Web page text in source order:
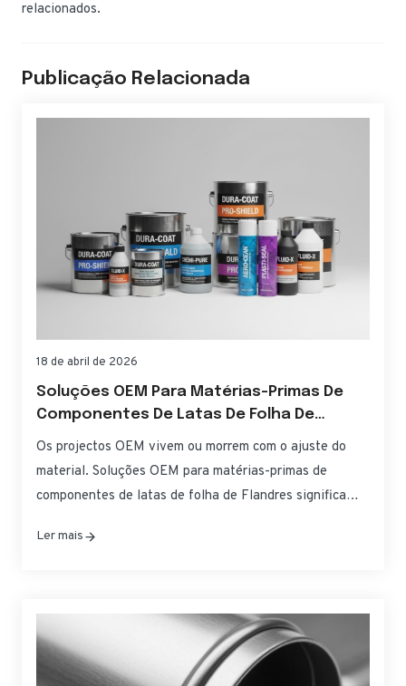
relacionados.
Publicação Relacionada
18 de abril de 2026
Soluções OEM Para Matérias-Primas De
Componentes De Latas De Folha De
Flandres
Os projectos OEM vivem ou morrem com o ajuste do
material. Soluções OEM para matérias-primas de
componentes de latas de folha de Flandres significa
conformidade regulamentar sem aumentar os custos ou
latas - para que possa adquirir, qualificar e dimensionar
com confiança. Se precisar de rapidez,...
Ler mais